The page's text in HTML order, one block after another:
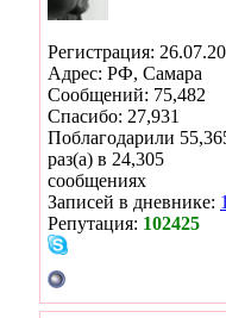
Регистрация:
Адрес: РФ, Самара
Сообщений: 75,482
Спасибо: 27,931
Поблагодарили
раз(а) в 24,305
сообщениях
Записей в дневнике:
Репутация: 102425